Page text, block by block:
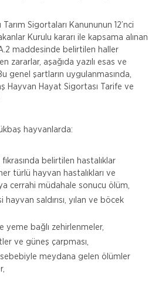
Sigortaları Kanununun 12’nci
Kurulu kararı ile kapsama alınan
maddesinde belirtilen haller
zararlar, aşağıda yazılı esas ve
genel şartların uygulanmasında,
Hayvan Hayat Sigortası Tarife ve
hayvanlarda:
belirtilen hastalıklar
türlü hayvan hastalıkları ve
cerrahi müdahale sonucu ölüm,
hayvan saldırısı, yılan ve böcek
yeme bağlı zehirlenmeler,
ve güneş çarpması,
sebebiyle meydana gelen ölümler